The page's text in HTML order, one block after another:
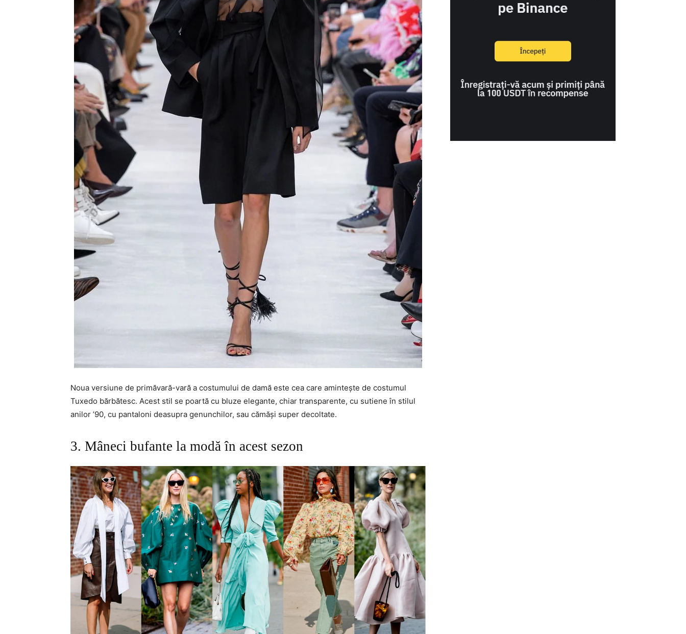
Noua versiune de primăvară-vară a costumului de damă este cea care amintește de costumul
Tuxedo bărbătesc. Acest stil se poartă cu bluze elegante, chiar transparente, cu sutiene în stilul
anilor ’90, cu pantaloni deasupra genunchilor, sau cămăși super decoltate.
3. Mâneci bufante la modă în acest sezon